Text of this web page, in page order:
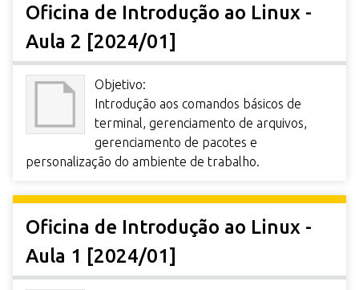
Oficina de Introdução ao Linux -
Aula 2 [2024/01]
Objetivo:
Introdução aos comandos básicos de
terminal, gerenciamento de arquivos,
gerenciamento de pacotes e
personalização do ambiente de trabalho.
Oficina de Introdução ao Linux -
Aula 1 [2024/01]